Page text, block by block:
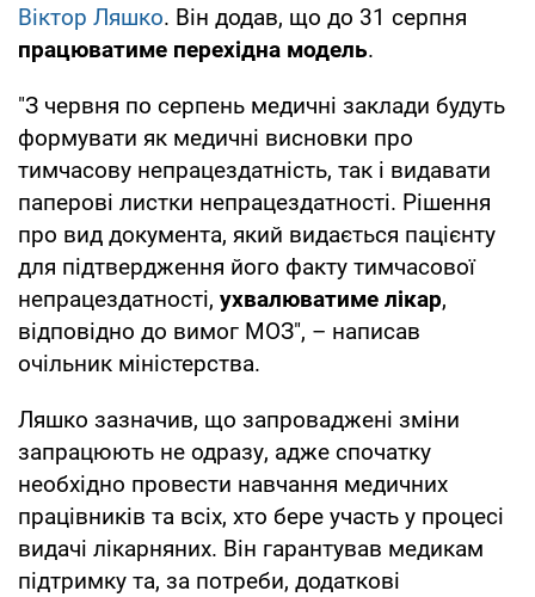
Віктор Ляшко. Він додав, що до 31 серпня
працюватиме перехідна модель.
"З червня по серпень медичні заклади будуть
формувати як медичні висновки про
тимчасову непрацездатність, так і видавати
паперові листки непрацездатності. Рішення
про вид документа, який видається пацієнту
для підтвердження його факту тимчасової
непрацездатності, ухвалюватиме лікар,
відповідно до вимог МОЗ", – написав
очільник міністерства.
Ляшко зазначив, що запроваджені зміни
запрацюють не одразу, адже спочатку
необхідно провести навчання медичних
працівників та всіх, хто бере участь у процесі
видачі лікарняних. Він гарантував медикам
підтримку та, за потреби, додаткові